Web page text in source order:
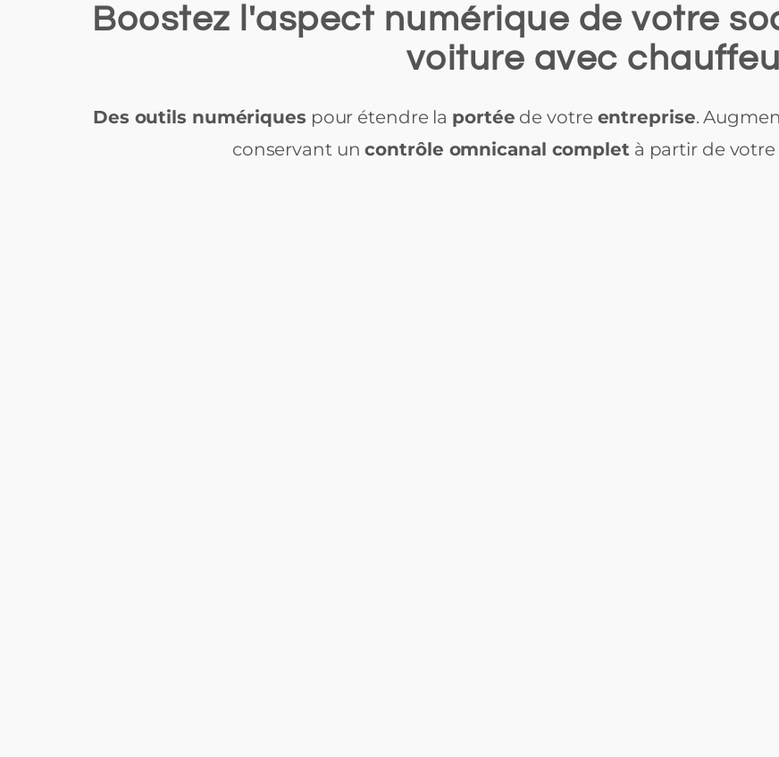
Boostez l'aspect numérique de votre
voiture avec
Des outils numériques pour étendre la portée de votre entreprise.
conservant uncontrôle omnicanal completà partir de votre